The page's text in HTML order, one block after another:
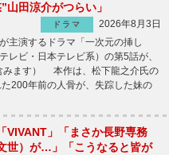
山田涼介がつらい」
ドラマ
2026年8月3日
主演するドラマ「一次元の挿し
レビ・日本テレビ系）の第5話が、
みます） 本作は、松下龍之介氏の
200年前の人骨が、失踪した妹の
VIVANT」「まさか長野専務
世）が…」「こうなると皆が